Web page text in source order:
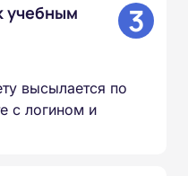
учебным
3
высылается по
с логином и